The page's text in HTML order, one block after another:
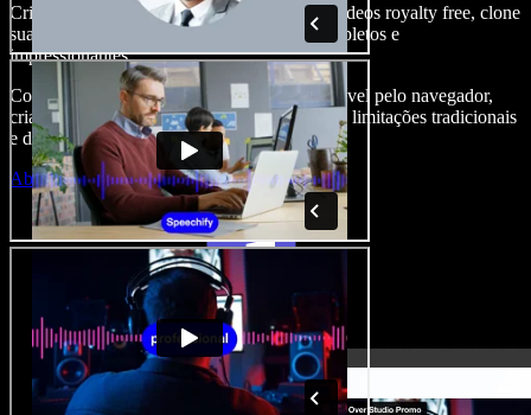
Crie narrações, adicione imagens, áudios e vídeos royalty free, clone
sua voz e produza projetos audiovisuais completos e
impressionantes.
Com curva de aprendizado zero e tudo acessível pelo navegador,
criadores de conteúdo conseguem ir além das limitações tradicionais
e dar vida a todas as suas ideias.
Abrir o Studio